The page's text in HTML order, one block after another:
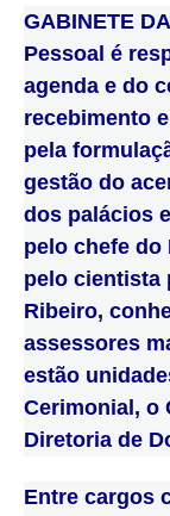
GABINETE
Pessoal é
agenda e do
recebimento
pela
gestão do
dos palácios
pelo chefe do
pelo cientista
Ribeiro,
assessores
estão
Cerimonial, o
Diretoria de
Entre cargos